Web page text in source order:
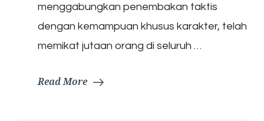
menggabungkan penembakan taktis
dengan kemampuan khusus karakter, telah
memikat jutaan orang di seluruh …
Read More